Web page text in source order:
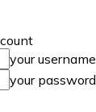
your username
your password